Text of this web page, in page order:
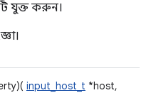
যুক্ত করুন।
input_host_t *host,